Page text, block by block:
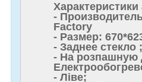
Характеристики
-
Factory
- Размер:
- Заднее стекло ;
- На розпашную
- Ліве;